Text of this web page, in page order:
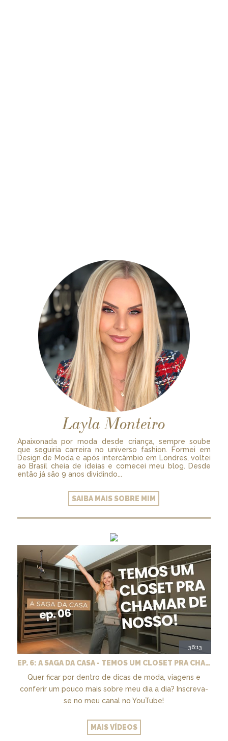
Layla Monteiro
Apaixonada por moda desde criança, sempre soube
que seguiria carreira no universo fashion. Formei em
Design de Moda e após intercâmbio em Londres, voltei
ao Brasil cheia de ideias e comecei meu blog. Desde
então já são 9 anos dividindo...
SAIBA MAIS SOBRE MIM
36:13
EP. 6: A SAGA DA CASA - TEMOS UM CLOSET PRA CHAMAR DE NOSSO + MARCENARIA E PAISAGISMO
Quer ficar por dentro de dicas de moda, viagens e
conferir um pouco mais sobre meu dia a dia? Inscreva-
se no meu canal no YouTube!
MAIS VÍDEOS